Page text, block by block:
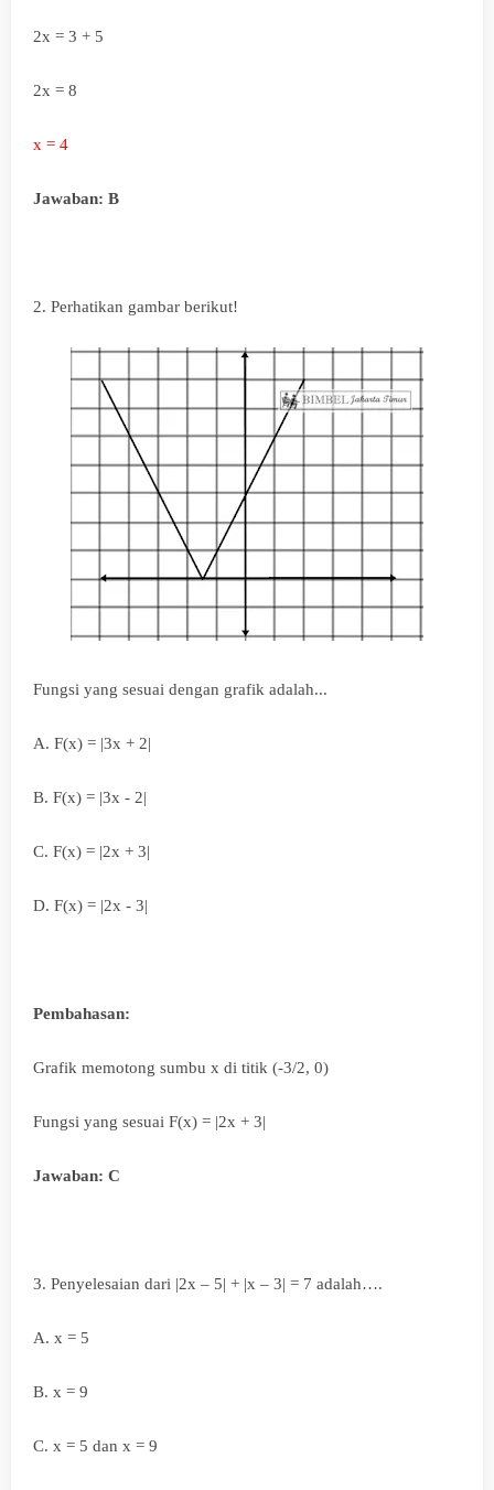
2x = 3 + 5
2x = 8
x = 4
Jawaban: B
2. Perhatikan gambar berikut!
Fungsi yang sesuai dengan grafik adalah...
A. F(x) = |3x + 2|
B. F(x) = |3x - 2|
C. F(x) = |2x + 3|
D. F(x) = |2x - 3|
Pembahasan:
Grafik memotong sumbu x di titik (-3/2, 0)
Fungsi yang sesuai F(x) = |2x + 3|
Jawaban: C
3. Penyelesaian dari |2x – 5| + |x – 3| = 7 adalah….
A. x = 5
B. x = 9
C. x = 5 dan x = 9